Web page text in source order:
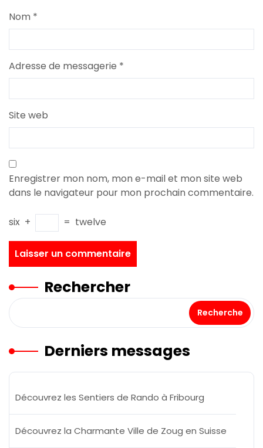
Nom *
Adresse de messagerie *
Site web
Enregistrer mon nom, mon e-mail et mon site web
dans le navigateur pour mon prochain commentaire.
six + = twelve
Rechercher
Recherche
Derniers messages
Découvrez les Sentiers de Rando à Fribourg
Découvrez la Charmante Ville de Zoug en Suisse